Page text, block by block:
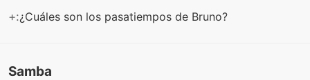
+:¿Cuáles son los pasatiempos de Bruno?
Samba